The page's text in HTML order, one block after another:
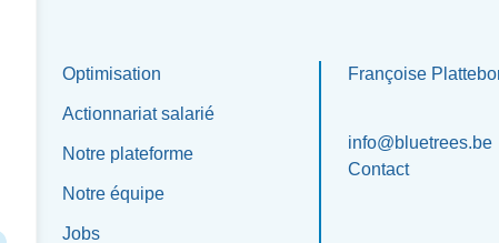
Optimisation
Actionnariat salarié
Notre plateforme
Notre équipe
Jobs
Françoise
info@bluetrees.be
Contact